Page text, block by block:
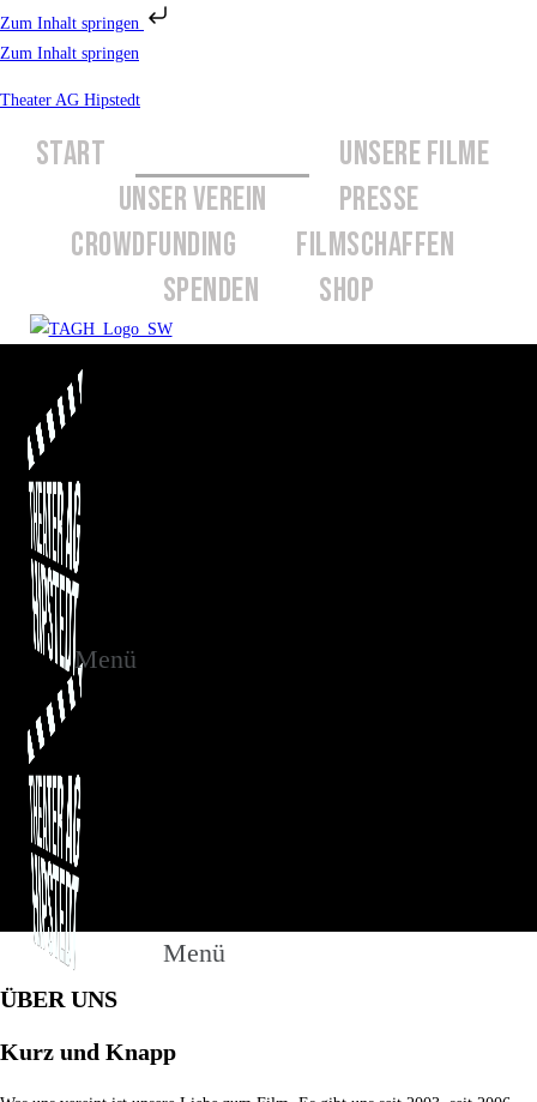
Zum Inhalt springen
Zum Inhalt springen
Theater AG Hipstedt
START
UNSERE FILME
UNSER VEREIN
PRESSE
CROWDFUNDING
FILMSCHAFFEN
SPENDEN
SHOP
Menü
Menü
ÜBER UNS
Kurz und Knapp